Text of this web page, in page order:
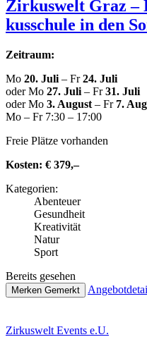
Zir­kus­welt Graz –
kus­schu­le in den
Zeitraum:
Mo 20. Juli – Fr24. Juli
oder Mo 27. Juli – Fr31. Juli
oder Mo 3. August – Fr 7.
Mo – Fr 7:30 – 17:00
Freie Plätze vorhanden
Kosten: € 379,–
Kate­go­rien:
Abenteuer
Gesund­heit
Krea­ti­vi­tät
Natur
Sport
Bereits gesehen
Merken Gemerkt
Zir­kus­welt Events e.U.